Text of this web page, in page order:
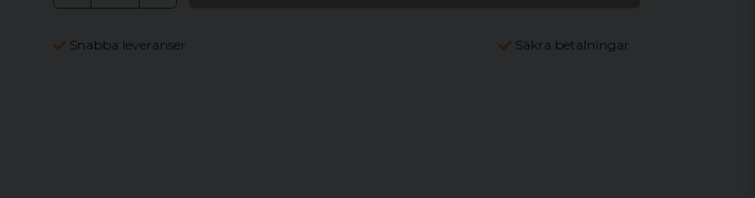
Snabba leveranser Säkra betalningar